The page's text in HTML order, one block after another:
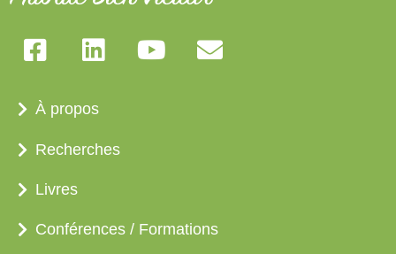
À propos
Recherches
Livres
Conférences / Formations